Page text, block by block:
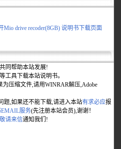
Mio drive recoder(8GB) 说明书下载页面
同帮助本站发展!
工具下载本站说明书。
为压缩文件,请用WINRAR解压,Adobe
题,如果还不能下载,请进入本站有求必应报
EMAIL服务(先注册本站会员),谢谢！
敬请来信通知我们!